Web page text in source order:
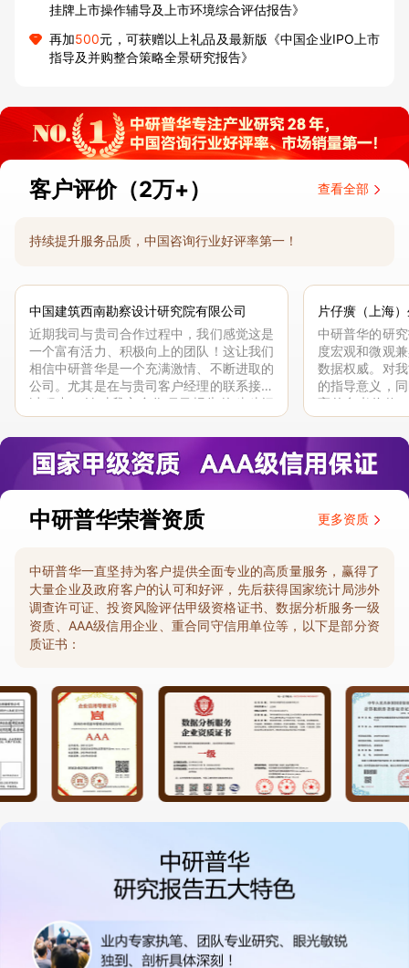
挂牌上市操作辅导及上市环境综合评估报告》
再加500元，可获赠以上礼品及最新版《中国企业IPO上市
指导及并购整合策略全景研究报告》
客户评价（2万+） 查看全部
持续提升服务品质，中国咨询行业好评率第一！
中国建筑西南勘察设计研究院有限公司
近期我司与贵司合作过程中，我们感觉这是
一个富有活力、积极向上的团队！这让我们
相信中研普华是一个充满激情、不断进取的
公司。尤其是在与贵司客户经理的联系接洽
过程中，针对我方合作项目报告的种种细
节，及时细致缜密地协助与项目部沟通、探
讨和完善...
片仔癀（上海
中研普华的研
度宏观和微观
数据权威。对
的指导意义，
高的参考价值
体化”服务和行
司继续...
中研普华荣誉资质 更多资质
中研普华一直坚持为客户提供全面专业的高质量服务，赢得了
大量企业及政府客户的认可和好评，先后获得国家统计局涉外
调查许可证、投资风险评估甲级资格证书、数据分析服务一级
资质、AAA级信用企业、重合同守信用单位等，以下是部分资
质证书：